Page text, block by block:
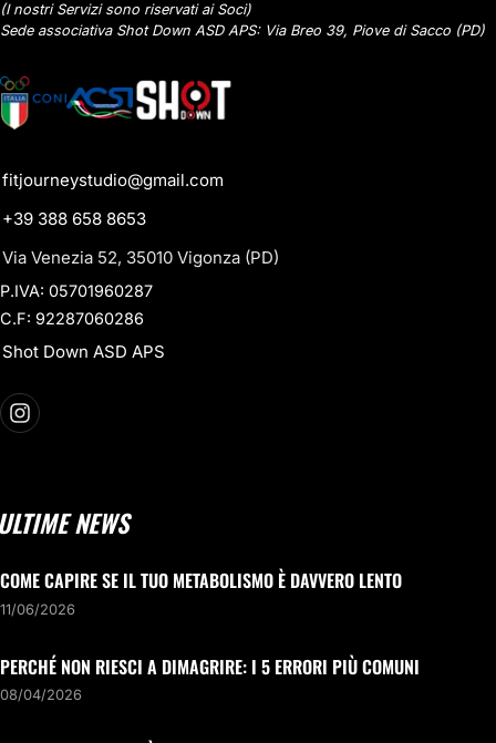
(I nostri Servizi sono riservati ai Soci)
Sede associativa Shot Down ASD APS: Via Breo 39, Piove di Sacco (PD)
fitjourneystudio@gmail.com
+39 388 658 8653
Via Venezia 52, 35010 Vigonza (PD)
P.IVA: 05701960287
C.F: 92287060286
Shot Down ASD APS
NEWS
COME CAPIRE SE IL TUO METABOLISMO È DAVVERO LENTO
11/06/2026
PERCHÉ NON RIESCI A DIMAGRIRE: I 5 ERRORI PIÙ COMUNI
08/04/2026